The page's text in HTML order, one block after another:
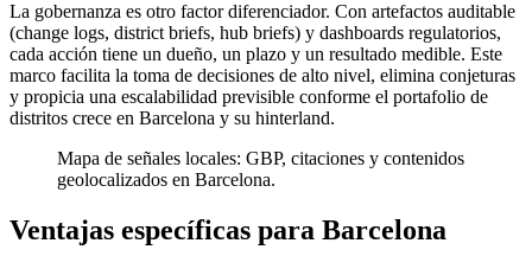
La gobernanza es otro factor diferenciador. Con artefactos auditable
(change logs, district briefs, hub briefs) y dashboards regulatorios,
cada acción tiene un dueño, un plazo y un resultado medible. Este
marco facilita la toma de decisiones de alto nivel, elimina conjeturas
y propicia una escalabilidad previsible conforme el portafolio de
distritos crece en Barcelona y su hinterland.
Mapa de señales locales: GBP, citaciones y contenidos
geolocalizados en Barcelona.
Ventajas específicas para Barcelona